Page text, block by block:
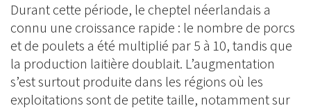
Durant cette période, le cheptel néerlandais a
connu une croissance rapide : le nombre de porcs
et de poulets a été multiplié par 5 à 10, tandis que
la production laitière doublait. L’augmentation
s’est surtout produite dans les régions où les
exploitations sont de petite taille, notamment sur